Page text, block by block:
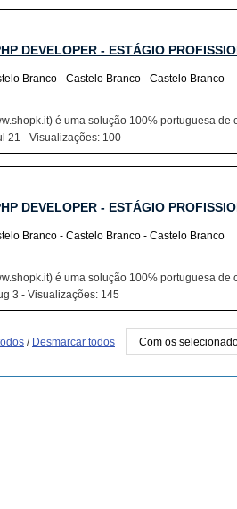
DEVELOPER - ESTÁGIO
Branco - Castelo Branco - Castelo Branco
é uma solução 100% portuguesa de
21 - Visualizações: 100
DEVELOPER - ESTÁGIO
Branco - Castelo Branco - Castelo Branco
é uma solução 100% portuguesa de
3 - Visualizações: 145
/ Desmarcar todos